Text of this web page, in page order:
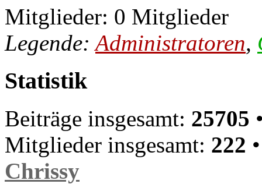
Mitglieder: 0 Mitglieder
Legende:Administratoren,
Statistik
Beiträge insgesamt: 25705
Mitglieder insgesamt: 222
Chrissy